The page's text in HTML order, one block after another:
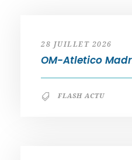
28 JUILLET 2026
OM-Atletico
FLASH ACTU